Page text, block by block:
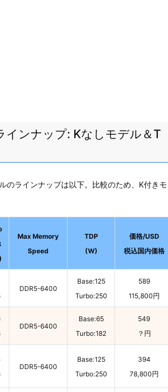
ンナップ: Kなしモデル＆T
ラインナップは以下。比較のため、K付きモ
Max Memory
Speed
TDP
(W)
価格/USD
税込国内価格
DDR5-6400
Base:125
Turbo:250
589
115,800円
DDR5-6400
Base:65
Turbo:182
549
？円
DDR5-6400
Base:125
Turbo:250
394
78,800円